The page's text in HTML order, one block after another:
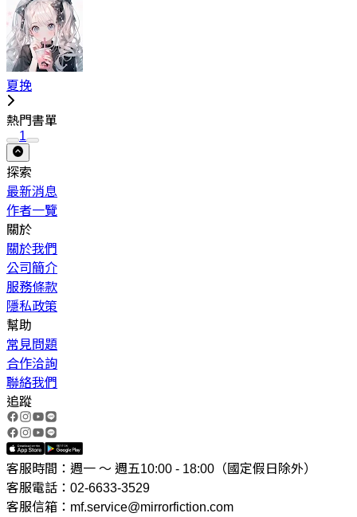
夏挽
熱門書單
1
探索
最新消息
作者一覽
關於
關於我們
公司簡介
服務條款
隱私政策
幫助
常見問題
合作洽詢
聯絡我們
追蹤
客服時間：週一 ～ 週五10:00 - 18:00（國定假日除外）
客服電話：02-6633-3529
客服信箱：mf.service@mirrorfiction.com